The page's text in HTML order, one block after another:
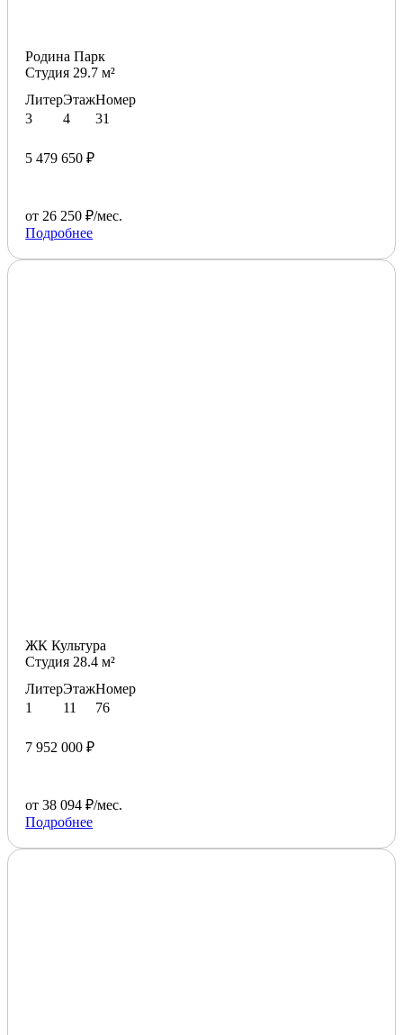
Родина Парк
Студия 29.7 м²
Литер
3
Этаж
4
Номер
31
5 479 650 ₽
от 26 250 ₽/мес.
Подробнее
ЖК Культура
Студия 28.4 м²
Литер
1
Этаж
11
Номер
76
7 952 000 ₽
от 38 094 ₽/мес.
Подробнее